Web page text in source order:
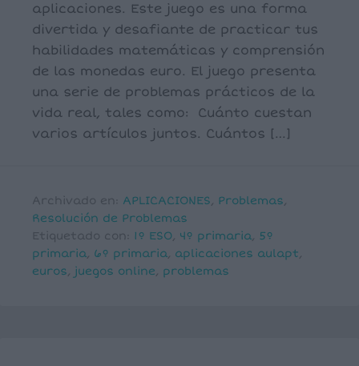
aplicaciones. Este juego es una forma
divertida y desafiante de practicar tus
habilidades matemáticas y comprensión
de las monedas euro. El juego presenta
una serie de problemas prácticos de la
vida real, tales como: Cuánto cuestan
varios artículos juntos. Cuántos […]
Archivado en: APLICACIONES, Problemas,
Resolución de Problemas
Etiquetado con: 1º ESO, 4º primaria, 5º
primaria, 6º primaria, aplicaciones aulapt,
euros, juegos online, problemas